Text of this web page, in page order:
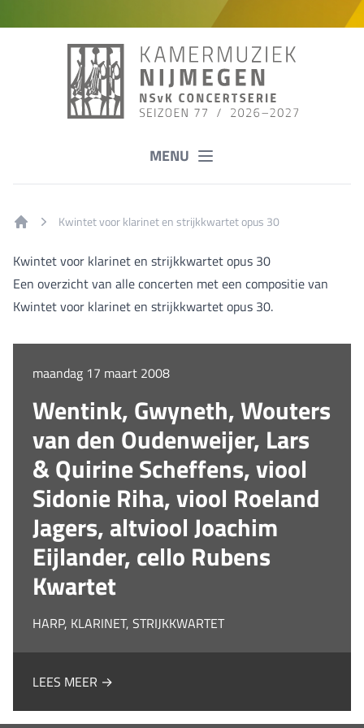
MENU
Kwintet voor klarinet en strijkkwartet opus 30
Kwintet voor klarinet en strijkkwartet opus 30
Een overzicht van alle concerten met een compositie van
Kwintet voor klarinet en strijkkwartet opus 30.
maandag 17 maart 2008
Wentink, Gwyneth, Wouters
van den Oudenweijer, Lars
& Quirine Scheffens, viool
Sidonie Riha, viool Roeland
Jagers, altviool Joachim
Eijlander, cello Rubens
Kwartet
HARP, KLARINET, STRIJKKWARTET
LEES MEER →